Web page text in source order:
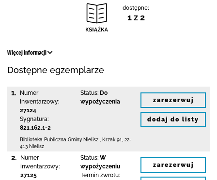
dostępne:
1 z 2
Więcej informacji
Dostępne egzemplarze
1.
Numer
inwentarzowy:
27124
Sygnatura:
821.162.1-2
Status: Do
wypożyczenia
Biblioteka Publiczna Gminy Nielisz Krzak 91
22-
413 Nielisz
zarezerwuj
dodaj do listy
2.
Numer
inwentarzowy:
27125
Status: W
wypożyczeniu
Termin zwrotu:
zarezerwuj